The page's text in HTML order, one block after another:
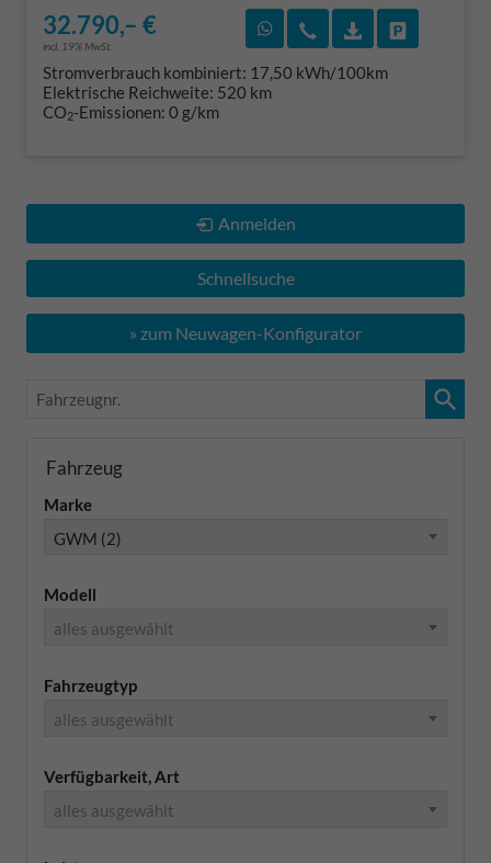
32.790,– €
incl. 19% MwSt.
Rückruf vereinbaren
Wir rufen Sie an
Stromverbrauch kombiniert: 17,50 kWh/100km
Elektrische Reichweite: 520 km
CO2-Emissionen: 0 g/km
Anmelden
Schnellsuche
» zum Neuwagen-Konfigurator
Fahrzeugnr.
Fahrzeug
Marke
GWM (2)
Modell
alles ausgewählt
Fahrzeugtyp
alles ausgewählt
Verfügbarkeit, Art
alles ausgewählt